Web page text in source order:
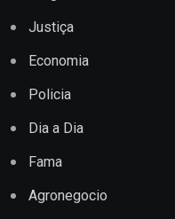
Justiça
Economia
Policia
Dia a Dia
Fama
Agronegocio